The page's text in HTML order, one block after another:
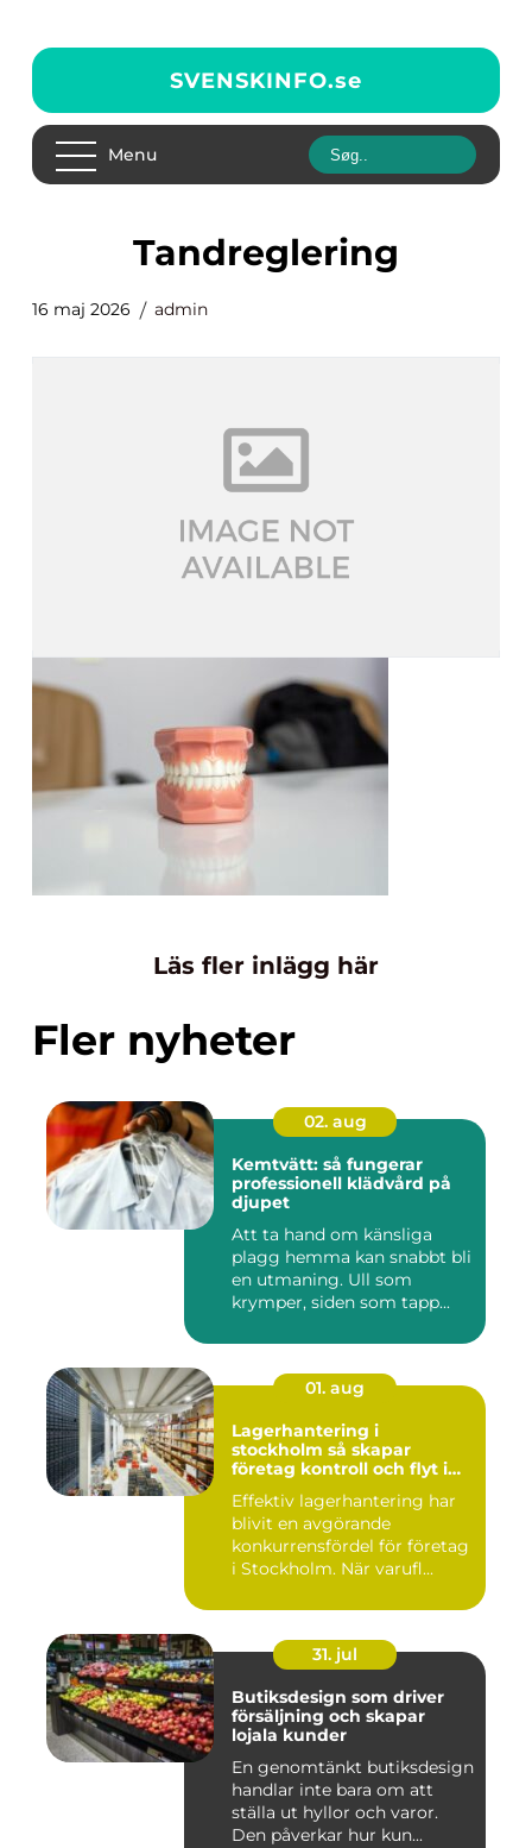
SVENSKINFO.se
Menu
tandreglering
16 maj 2026 admin
Läs fler inlägg här
Fler nyheter
02. aug
Kemtvätt: så fungerar
professionell klädvård på
djupet
Att ta hand om känsliga
plagg hemma kan snabbt bli
en utmaning. Ull som
krymper, siden som tapp...
01. aug
Lagerhantering i
stockholm så skapar
företag kontroll och flyt i
Effektiv lagerhantering har
blivit en avgörande
konkurrensfördel för företag
i Stockholm. När varufl...
31. jul
Butiksdesign som driver
försäljning och skapar
lojala kunder
En genomtänkt butiksdesign
handlar inte bara om att
ställa ut hyllor och varor.
Den påverkar hur kun...